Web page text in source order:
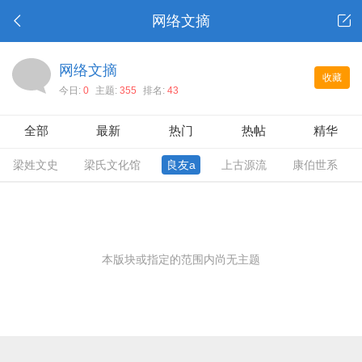
网络文摘
收藏
网络文摘
今日: 0 主题: 355 排名: 43
全部 最新 热门 热帖 精华
梁姓文史 梁氏文化馆 良友a 上古源流 康伯世系
本版块或指定的范围内尚无主题